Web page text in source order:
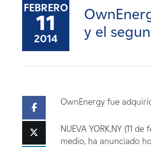
Noticias
Contacte con
FEBRERO
11
2014
y el
OwnEnergy fue
NUEVA YORK,NY (11
medio, ha anunciado